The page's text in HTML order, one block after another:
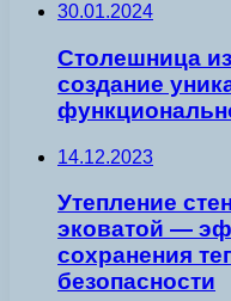
30.01.2024
Столешница
создание
14.12.2023
Утепление
эковатой —
сохранения
безопасности